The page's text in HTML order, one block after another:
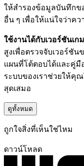
ให้สำรองข้อมูลบันทึกข
อื่น ๆ เพื่อให้แน่ใจว่าค
ใช้งานได้กับเวอร์ชันเ
สูงเพื่อตรวจจับเวอร์ชั
แผนที่โต้ตอบได้และคู่มื
ระบบของเราช่วยให้คุ
สุดเสมอ
ดูทั้งหมด
ถูกใจสิ่งที่เห็นใช่ไหม
ดาวน์โหลด